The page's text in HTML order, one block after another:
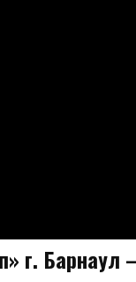
г.